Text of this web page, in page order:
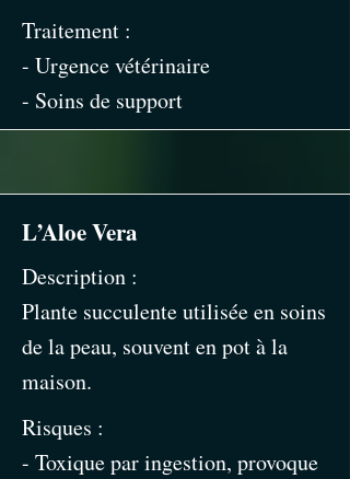
Traitement :
- Urgence vétérinaire
- Soins de support
L’Aloe Vera
Description :
Plante succulente utilisée en soins
de la peau, souvent en pot à la
maison.
Risques :
- Toxique par ingestion, provoque